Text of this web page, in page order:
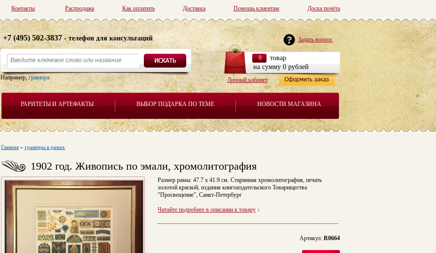
Доска почёта
Помощь клиентам
Доставка
Как оплатить
Распродажа
Контакты
РАРИТЕТЫ И АРТЕФАКТЫ ВЫБОР ПОДАРКА ПО ТЕМЕ НОВОСТИ МАГАЗИНА
Личный кабинет
+7 (495) 502-3837- телефон для консультаций Задать вопрос
Например, гравюра
0
товар
на сумму 0 рублей
Главная » гравюры в рамах
1902 год. Живопись по эмали, хромолитография
Размер рамы: 47.7 x 41.9 см. Старинная хромолитография, печать
золотой краской, издания книгоиздательского Товарищества
"Просвещение", Санкт-Петербург
Читайте подробнее в описании к товару ↓
Артикул: R0664